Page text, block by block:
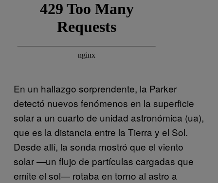
En un hallazgo sorprendente, la Parker
detectó nuevos fenómenos en la superficie
solar a un cuarto de unidad astronómica (ua),
que es la distancia entre la Tierra y el Sol.
Desde allí, la sonda mostró que el viento
solar —un flujo de partículas cargadas que
emite el sol— rotaba en torno al astro a